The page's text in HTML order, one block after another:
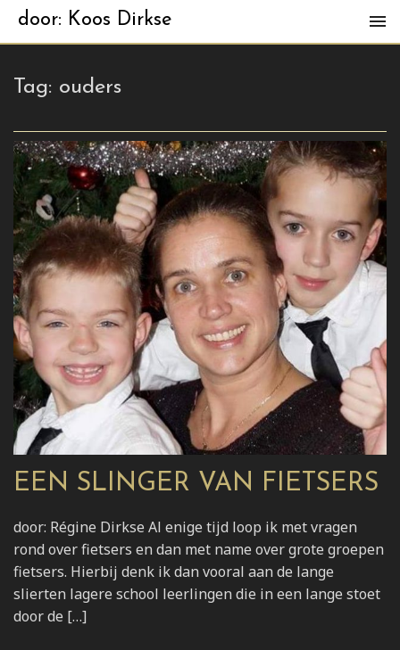
door: Koos Dirkse
Tag: ouders
EEN SLINGER VAN FIETSERS
door: Régine Dirkse Al enige tijd loop ik met vragen
rond over fietsers en dan met name over grote groepen
fietsers. Hierbij denk ik dan vooral aan de lange
slierten lagere school leerlingen die in een lange stoet
door de […]